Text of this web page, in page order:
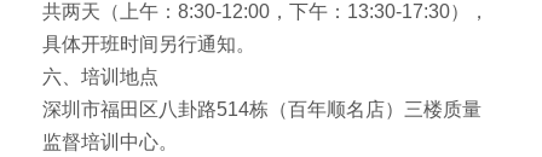
共两天（上午：8:30-12:00，下午：13:30-17:30），
具体开班时间另行通知。
六、培训地点
深圳市福田区八卦路514栋（百年顺名店）三楼质量
监督培训中心。